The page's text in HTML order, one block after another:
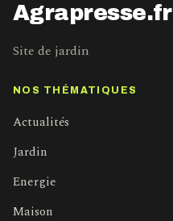
Agrapresse.fr
Site de jardin
NOS THÉMATIQUES
Actualités
Jardin
Energie
Maison